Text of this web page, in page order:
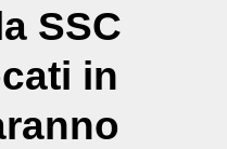
SSC
in